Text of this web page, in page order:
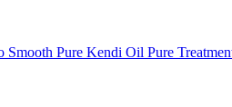
Smooth Pure Kendi Oil Pure